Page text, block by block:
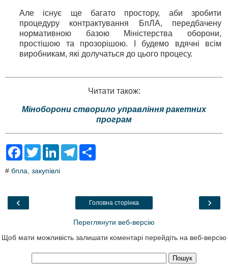
Але існує ще багато простору, аби зробити
процедуру контрактування БпЛА, передбачену
нормативною базою Міністерства оборони,
простішою та прозорішою. І будемо вдячні всім
виробникам, які долучаться до цього процесу.
Читати також:
Міноборони створило управління ракетних
програм
F
e
o
T
t
L
k
T
a
# бпла закупівлі
‹ ›
Головна сторінка
Переглянути веб-версію
Щоб мати можливість залишати коментарі перейдіть на веб-версію